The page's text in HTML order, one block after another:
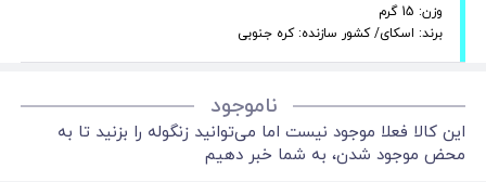
وزن: 15 گرم
برند: اسکای/ کشور سازنده: کره جنوبی
ناموجود
این کالا فعلا موجود نیست اما می‌توانید زنگوله را بزنید تا به
محض موجود شدن، به شما خبر دهیم